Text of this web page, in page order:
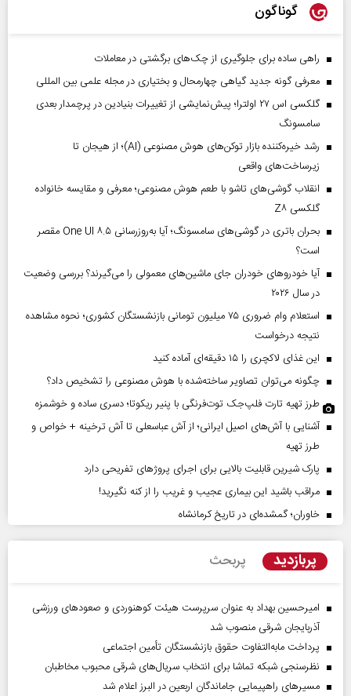
گوناگون
راهی ساده برای جلوگیری از چک‌های برگشتی در معاملات
معرفی گونه جدید گیاهی چهارمحال و بختیاری در مجله علمی بین المللی
گلکسی اس ۲۷ اولترا؛ پیش‌نمایشی از تغییرات بنیادین در پرچمدار بعدی
سامسونگ
رشد خیره‌کننده بازار توکن‌های هوش مصنوعی (AI)؛ از هیجان تا
زیرساخت‌های واقعی
انقلاب گوشی‌های تاشو‌ با طعم هوش مصنوعی؛ معرفی و مقایسه خانواده
گلکسی Z۸
بحران باتری در گوشی‌های سامسونگ؛ آیا به‌روزرسانی One UI ۸.۵ مقصر
است؟
آیا خودروهای خودران جای ماشین‌های معمولی را می‌گیرند؟ بررسی وضعیت
در سال ۲۰۲۶
استعلام وام ضروری ۷۵ میلیون تومانی بازنشستگان کشوری؛ نحوه مشاهده
نتیجه درخواست
این غذای لاکچری را ۱۵ دقیقه‌ای آماده کنید
چگونه می‌توان تصاویر ساخته‌شده با هوش مصنوعی را تشخیص داد؟
طرز تهیه تارت فلپ‌جک توت‌فرنگی با پنیر ریکوتا؛ دسری ساده و خوشمزه
آشنایی با آش‌های اصیل ایرانی؛ از آش عباسعلی تا آش ترخینه + خواص و
طرز تهیه
پارک شیرین قابلیت‌ بالایی برای اجرای پروژهای تفریحی دارد
مراقب باشید این بیماری عجیب و غریب را از کنه نگیرید!
خاوران؛ گمشده‌ای در تاریخ کرمانشاه
پربازدید پربحث
امیرحسین بهداد به عنوان سرپرست هیئت کوهنوردی و صعودهای ورزشی
آذربایجان شرقی منصوب شد
پرداخت مابه‌التفاوت حقوق بازنشستگان تأمین اجتماعی
نظرسنجی شبکه تماشا برای انتخاب سریال‌های شرقی محبوب مخاطبان
مسیر‌های راهپیمایی جاماندگان اربعین در البرز اعلام شد